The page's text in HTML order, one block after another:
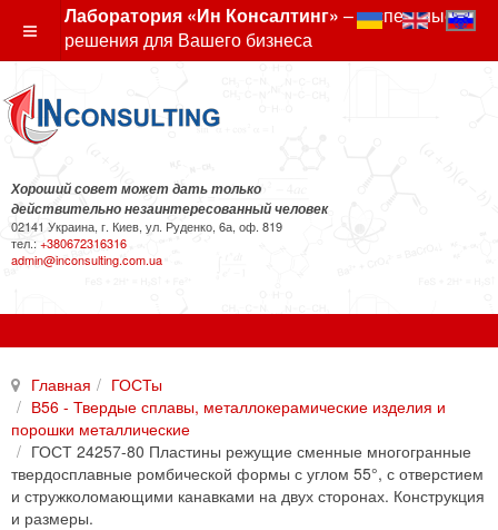
Лаборатория «Ин Консалтинг» – экспертные
решения для Вашего бизнеса
Хороший совет может дать только
действительно незаинтересованный человек
02141 Украина, г. Киев, ул. Руденко, 6а, оф. 819
тел.: +380672316316
admin@inconsulting.com.ua
Главная
ГОСТы
В56 - Твердые сплавы, металлокерамические изделия и
порошки металлические
ГОСТ 24257-80 Пластины режущие сменные многогранные
твердосплавные ромбической формы с углом 55°, с отверстием
и стружколомающими канавками на двух сторонах. Конструкция
и размеры.